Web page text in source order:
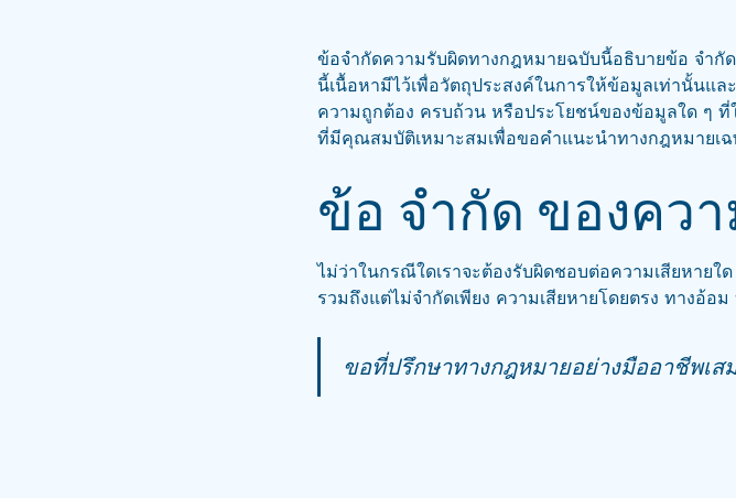
ข้อจำกัดความรับผิดทางกฎหมายฉบับนี้อธิบายข้อ จำกั
นี้เนื้อหามีไว้เพื่อวัตถุประสงค์ในการให้ข้อมูลเท่านั้นแ
ความถูกต้อง ครบถ้วน หรือประโยชน์ของข้อมูลใด ๆ
ที่มีคุณสมบัติเหมาะสมเพื่อขอคำแนะนำทางกฎหมายเฉ
ข้อ จำกัด ของคว
ไม่ว่าในกรณีใดเราจะต้องรับผิดชอบต่อความเสียหาย
รวมถึงแต่ไม่จำกัดเพียง ความเสียหายโดยตรง ทางอ้
ขอที่ปรึกษาทางกฎหมายอย่างมืออาชีพเส